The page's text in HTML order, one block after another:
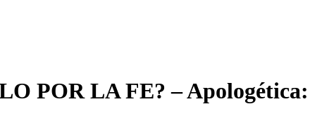
POR LA FE? – Apologética: